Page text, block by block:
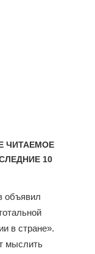
ЧИТАЕМОЕ
10
объявил
в стране».
мыслить